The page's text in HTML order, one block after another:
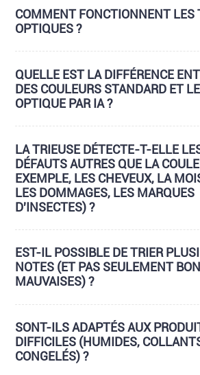
COMMENT FONCTIONNENT LES
OPTIQUES ?
QUELLE EST LA DIFFÉRENCE
DES COULEURS STANDARD ET
OPTIQUE PAR IA ?
LA TRIEUSE DÉTECTE-T-ELLE
DÉFAUTS AUTRES QUE LA
EXEMPLE, LES CHEVEUX, LA
LES DOMMAGES, LES MARQUES
D'INSECTES) ?
EST-IL POSSIBLE DE TRIER
NOTES (ET PAS SEULEMENT
MAUVAISES) ?
SONT-ILS ADAPTÉS AUX
DIFFICILES (HUMIDES,
CONGELÉS) ?